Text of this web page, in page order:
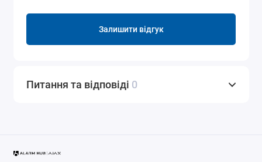
Залишити відгук
Питання та відповіді 0